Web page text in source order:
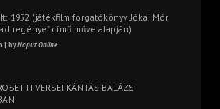
1952 (játékfilm forgatókönyv Jókai Mór
regénye” című műve alapján)
| byNapút Online
VERSEI KÁNTÁS BALÁZS